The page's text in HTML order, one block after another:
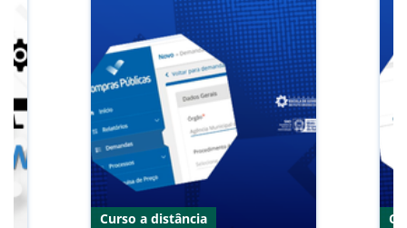
Curso a distância